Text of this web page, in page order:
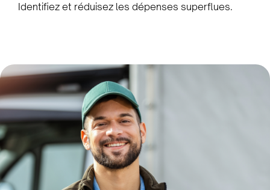
Identifiez et réduisez les dépenses superflues.